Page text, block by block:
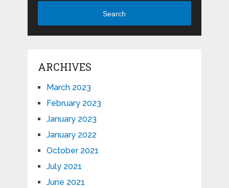
Search
ARCHIVES
March 2023
February 2023
January 2023
January 2022
October 2021
July 2021
June 2021